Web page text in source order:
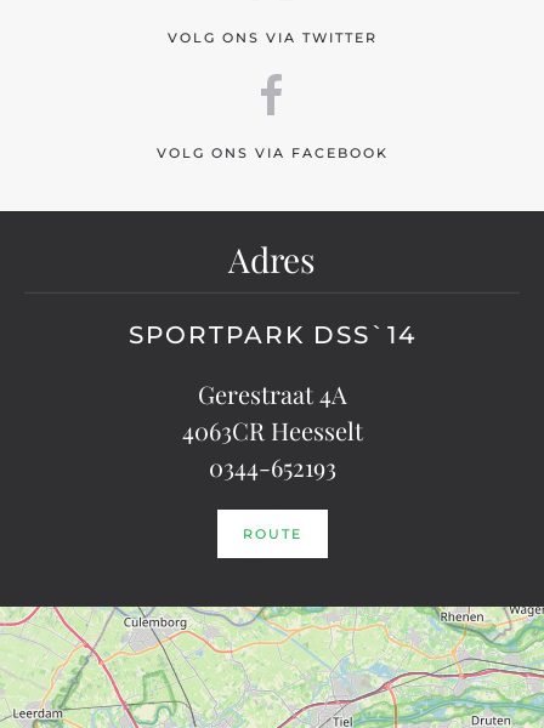
VOLG ONS VIA TWITTER
VOLG ONS VIA FACEBOOK
Adres
SPORTPARK DSS`14
Gerestraat 4A
4063CR Heesselt
0344-652193
ROUTE